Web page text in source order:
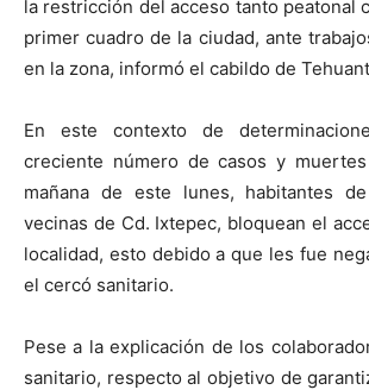
la restricción del acceso tanto peatonal
primer cuadro de la ciudad, ante
en la zona, informó el cabildo de
En este contexto de
creciente número de casos y
mañana de este lunes, habitantes
vecinas de Cd. Ixtepec, bloquean el
localidad, esto debido a que les fue
el cercó sanitario.
Pese a la explicación de los
sanitario, respecto al objetivo de